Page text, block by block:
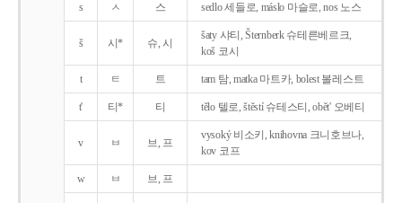
s ㅅ 스 sedlo 세들로, máslo 마슬로, nos 노스
š 시* 슈, 시
šaty 샤티, Šternberk 슈테른베르크,
koš 코시
t ㅌ 트 tam 탐, matka 마트카, bolest 볼레스트
t' 티* 티 tělo 텔로, štěstí 슈테스티, obět' 오베티
v ㅂ 브, 프
vysoký 비소키, knihovna 크니호브나,
kov 코프
w ㅂ 브, 프